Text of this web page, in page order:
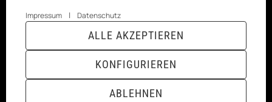
© Kesenci
Versand
Powered byJTL-Shop|TECHNIK JTL-Shop Template
VERTRAG WIDERRUFEN
Impressum | Datenschutz
ABLEHNEN
KONFIGURIEREN
ALLE AKZEPTIEREN